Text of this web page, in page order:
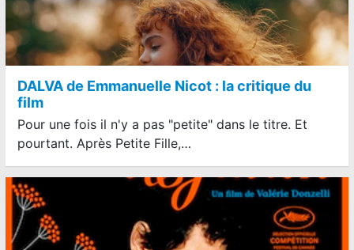
DALVA de Emmanuelle Nicot : la critique du
film
Pour une fois il n'y a pas "petite" dans le titre. Et
pourtant. Après Petite Fille,…